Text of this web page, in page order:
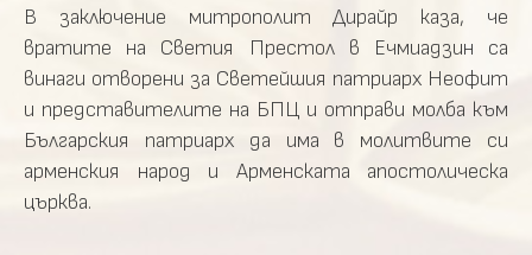
В заключение митрополит Дирайр каза, че
вратите на Светия Престол в Ечмиадзин са
винаги отворени за Светейшия патриарх Неофит
и представителите на БПЦ и отправи молба към
Българския патриарх да има в молитвите си
арменския народ и Арменската апостолическа
църква.